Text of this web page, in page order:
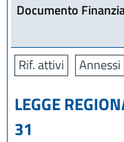
Documento
Rif. attivi Annessi
LEGGE
31